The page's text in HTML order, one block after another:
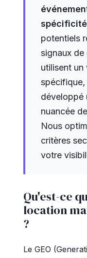
potentiels
signaux
utilisent un
développé
nuancée
Nous
critères
votre
Qu'est-ce
location
?
Le GEO